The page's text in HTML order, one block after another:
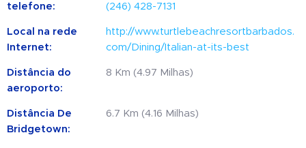
telefone: (246) 428-7131
Local na rede
Internet:
http://www.turtlebeachresortbarbados.
com/Dining/Italian-at-its-best
Distância do
aeroporto:
8 Km (4.97 Milhas)
Distância De
Bridgetown:
6.7 Km (4.16 Milhas)